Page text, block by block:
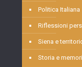
Politica Italiana
Riflessioni
Siena e
Storia e